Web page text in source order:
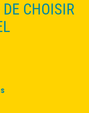
CHOISIR